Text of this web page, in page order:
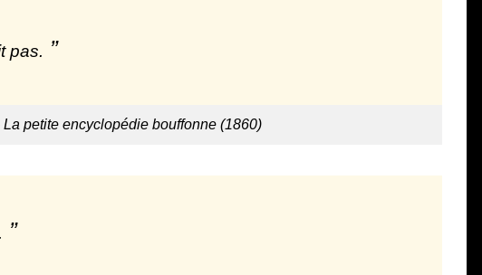
pas.
La petite encyclopédie bouffonne (1860)